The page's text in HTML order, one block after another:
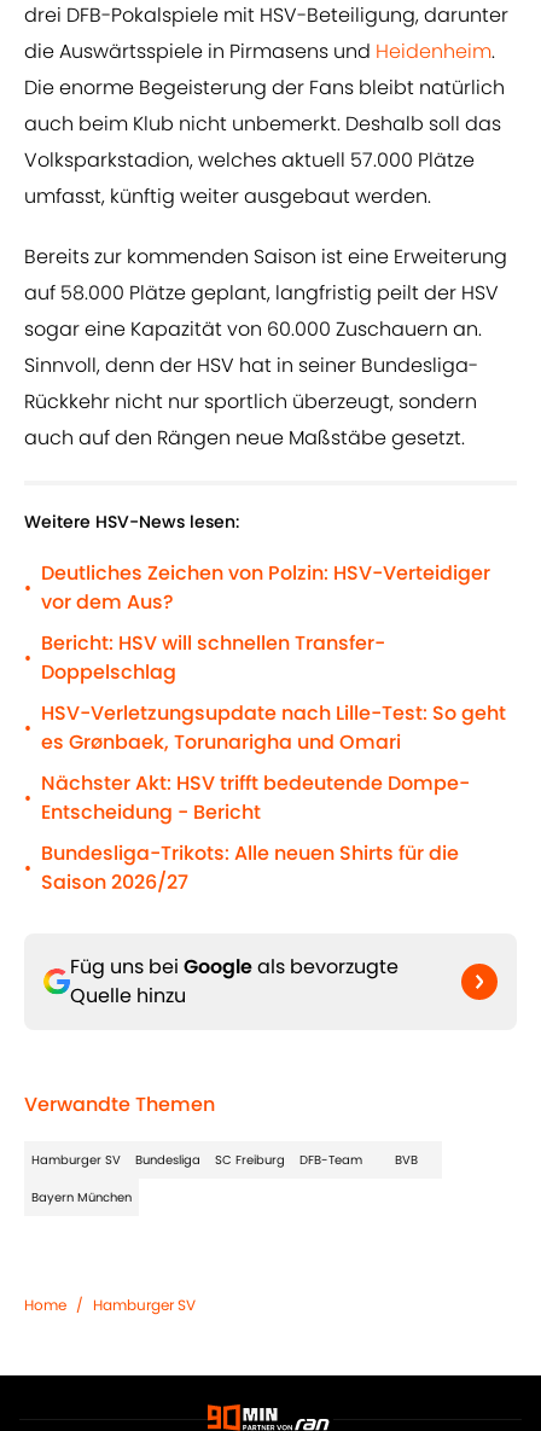
drei DFB-Pokalspiele mit HSV-Beteiligung, darunter
die Auswärtsspiele in Pirmasens und Heidenheim.
Die enorme Begeisterung der Fans bleibt natürlich
auch beim Klub nicht unbemerkt. Deshalb soll das
Volksparkstadion, welches aktuell 57.000 Plätze
umfasst, künftig weiter ausgebaut werden.
Bereits zur kommenden Saison ist eine Erweiterung
auf 58.000 Plätze geplant, langfristig peilt der HSV
sogar eine Kapazität von 60.000 Zuschauern an.
Sinnvoll, denn der HSV hat in seiner Bundesliga-
Rückkehr nicht nur sportlich überzeugt, sondern
auch auf den Rängen neue Maßstäbe gesetzt.
Weitere HSV-News lesen:
•
Deutliches Zeichen von Polzin: HSV-Verteidiger
vor dem Aus?
•
Bericht: HSV will schnellen Transfer-
Doppelschlag
•
HSV-Verletzungsupdate nach Lille-Test: So geht
es Grønbaek, Torunarigha und Omari
•
Nächster Akt: HSV trifft bedeutende Dompe-
Entscheidung - Bericht
•
Bundesliga-Trikots: Alle neuen Shirts für die
Saison 2026/27
Füg uns bei Googleals bevorzugte
Quelle hinzu
Verwandte Themen
Hamburger SV Bundesliga SC Freiburg DFB-Team BVB
Bayern München
Home / Hamburger SV